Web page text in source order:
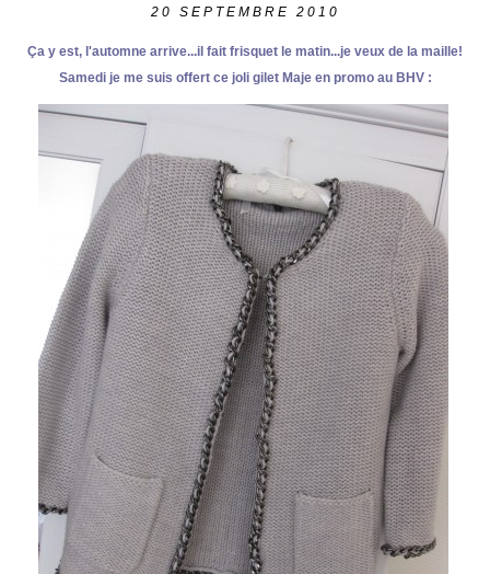
20 SEPTEMBRE 2010
Ça y est, l'automne arrive...il fait frisquet le matin...je veux de la maille!
Samedi je me suis offert ce joli gilet Maje en promo au BHV :